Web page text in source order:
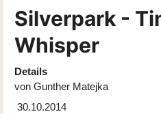
Silverpark -
Whisper
Details
von Gunther Matejka
30.10.2014